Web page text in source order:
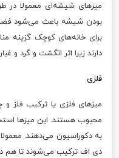
میزهای شیشه‌ای معمولا در
بودن شیشه باعث می‌شود فضا
برای خانه‌های کوچک گزینه
دارند زیرا اثر انگشت و گرد
فلزی
میزهای فلزی یا ترکیب
محبوب هستند. این میزها
به دکوراسیون می‌دهند.
دی اف ترکیب می‌شوند تا هم